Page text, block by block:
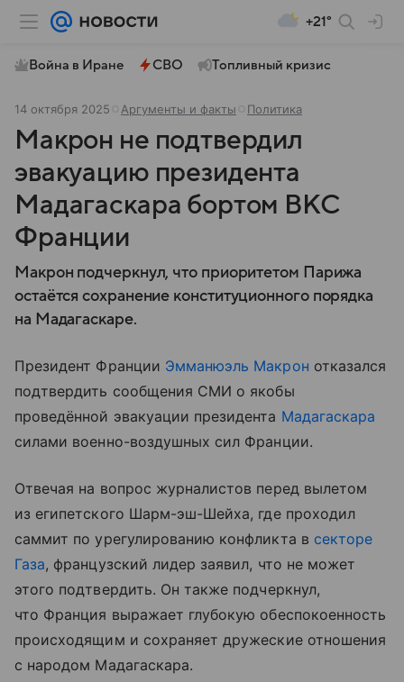
+21°
Война в Иране СВО Топливный кризис
14 октября 2025 Аргументы и факты Политика
Макрон не подтвердил
эвакуацию президента
Мадагаскара бортом ВКС
Франции
Макрон подчеркнул, что приоритетом Парижа
остаётся сохранение конституционного порядка
на Мадагаскаре.
Президент Франции Эмманюэль Макрон отказался
подтвердить сообщения СМИ о якобы
проведённой эвакуации президента Мадагаскара
силами военно-воздушных сил Франции.
Отвечая на вопрос журналистов перед вылетом
из египетского Шарм-эш-Шейха, где проходил
саммит по урегулированию конфликта в секторе
Газа, французский лидер заявил, что не может
этого подтвердить. Он также подчеркнул,
что Франция выражает глубокую обеспокоенность
происходящим и сохраняет дружеские отношения
с народом Мадагаскара.